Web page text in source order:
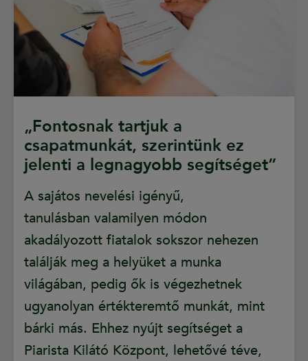
„Fontosnak tartjuk a
csapatmunkát, szerintünk ez
jelenti a legnagyobb segítséget”
A sajátos nevelési igényű,
tanulásban valamilyen módon
akadályozott fiatalok sokszor nehezen
találják meg a helyüket a munka
világában, pedig ők is végezhetnek
ugyanolyan értékteremtő munkát, mint
bárki más. Ehhez nyújt segítséget a
Piarista Kilátó Központ, lehetővé téve,